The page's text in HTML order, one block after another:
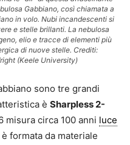
Gabbiano, così chiamata a
in volo. Nubi incandescenti si
e stelle brillanti. La nebulosa
elio e tracce di elementi più
di nuove stelle. Crediti:
(Keele University)
sono tre grandi
è Sharpless 2-
misura circa 100 anni luce
è formata da materiale